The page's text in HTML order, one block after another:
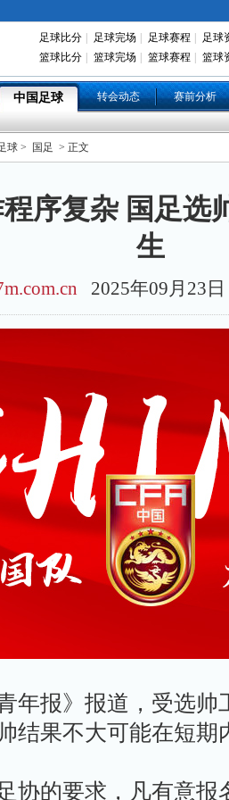
足球比分 足球完场 足球赛程
足球
篮球比分
篮球完场 篮球赛程 篮球
中国足球 转会动态 赛前分析
球 > 国足 > 正文
序复杂 国足选
生
2025年09月23
报》报道，受选帅
结果不大可能在短期
的要求，凡有意报